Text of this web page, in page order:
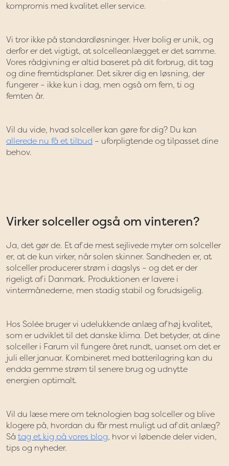
kompromis med kvalitet eller service.
Vi tror ikke på standardløsninger. Hver bolig er unik, og
derfor er det vigtigt, at solcelleanlægget er det samme.
Vores rådgivning er altid baseret på dit forbrug, dit tag
og dine fremtidsplaner. Det sikrer dig en løsning, der
fungerer – ikke kun i dag, men også om fem, ti og
femten år.
Vil du vide, hvad solceller kan gøre for dig? Du kan
allerede nu få et tilbud – uforpligtende og tilpasset dine
behov.
Virker solceller også om vinteren?
Ja, det gør de. Et af de mest sejlivede myter om solceller
er, at de kun virker, når solen skinner. Sandheden er, at
solceller producerer strøm i dagslys – og det er der
rigeligt af i Danmark. Produktionen er lavere i
vintermånederne, men stadig stabil og forudsigelig.
Hos Solée bruger vi udelukkende anlæg af høj kvalitet,
som er udviklet til det danske klima. Det betyder, at dine
solceller i Farum vil fungere året rundt, uanset om det er
juli eller januar. Kombineret med batterilagring kan du
endda gemme strøm til senere brug og udnytte
energien optimalt.
Vil du læse mere om teknologien bag solceller og blive
klogere på, hvordan du får mest muligt ud af dit anlæg?
Så tag et kig på vores blog, hvor vi løbende deler viden,
tips og nyheder.